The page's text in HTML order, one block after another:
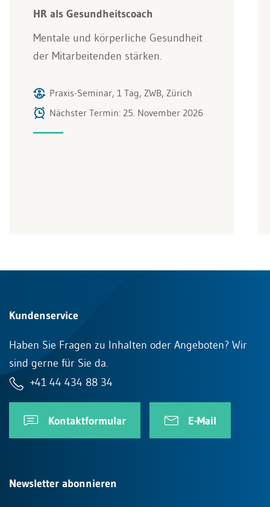
HR als Gesundheitscoach
Mentale und körperliche Gesundheit
der Mitarbeitenden stärken.
Praxis-Seminar, 1 Tag, ZWB, Zürich
Nächster Termin: 25. November 2026
Kundenservice
Haben Sie Fragen zu Inhalten oder Angeboten? Wir
sind gerne für Sie da.
+41 44 434 88 34
Kontaktformular E-Mail
Newsletter abonnieren